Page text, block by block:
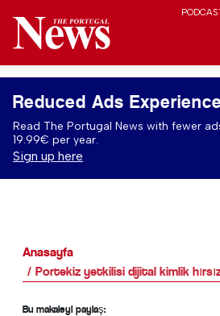
Reduced Ads
Read The Portugal News with fewer
19.99€ per year.
Sign up here
Anasayfa
Portekiz yetkilisi dijital kimlik
Bu makaleyi paylaş: